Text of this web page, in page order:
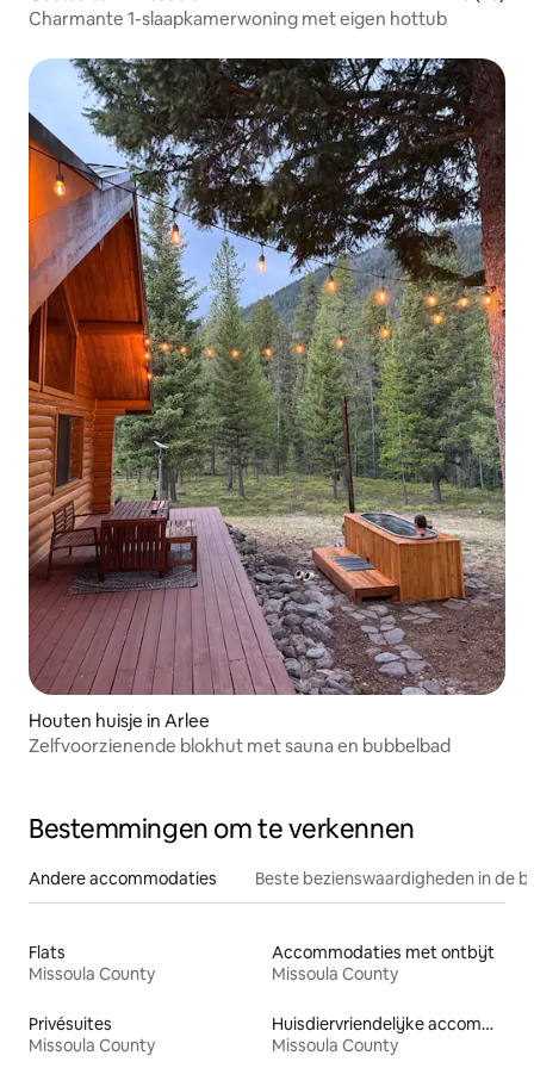
Charmante 1-slaapkamerwoning met eigen hottub
Houten huisje in Arlee
Zelfvoorzienende blokhut met sauna en bubbelbad
Bestemmingen om te verkennen
Andere accommodaties Beste bezienswaardigheden in de
Flats
Missoula County
Accommodaties met ontbijt
Missoula County
Privésuites
Missoula County
Huisdiervriendelijke accommodaties
Missoula County